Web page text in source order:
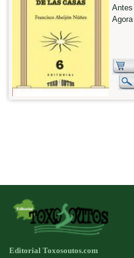
Antes
Agora
Editorial Toxosoutos.com